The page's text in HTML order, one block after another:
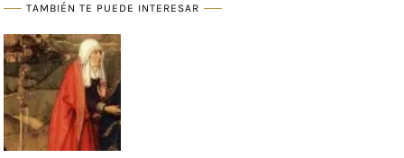
TAMBIÉN TE PUEDE INTERESAR